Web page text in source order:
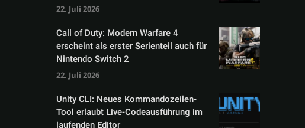
22. Juli 2026
Call of Duty: Modern Warfare 4
erscheint als erster Serienteil auch für
Nintendo Switch 2
22. Juli 2026
Unity CLI: Neues Kommandozeilen-
Tool erlaubt Live-Codeausführung im
laufenden Editor